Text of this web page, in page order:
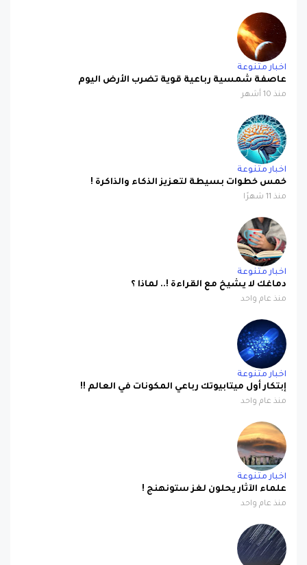
اخبار متنوعة
عاصفة شمسية رباعية قوية تضرب الأرض اليوم
منذ 10 أشهر
اخبار متنوعة
خمس خطوات بسيطة لتعزيز الذكاء والذاكرة !
منذ 11 شهرًا
اخبار متنوعة
دماغك لا يشيخ مع القراءة !.. لماذا ؟
منذ عام واحد
اخبار متنوعة
إبتكار أول ميتابيوتك رباعي المكونات في العالم !!
منذ عام واحد
اخبار متنوعة
علماء الآثار يحلون لغز ستونهنج !
منذ عام واحد
اخبار متنوعة